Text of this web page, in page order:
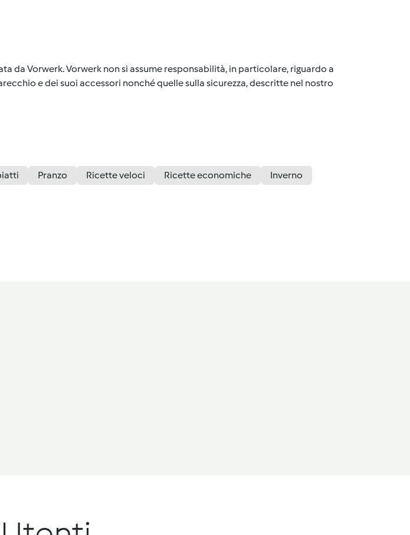
da Vorwerk. Vorwerk non si assume responsabilità, in particolare, riguardo a
e dei suoi accessori nonché quelle sulla sicurezza, descritte nel nostro
Pranzo Ricette veloci Ricette economiche
Inverno